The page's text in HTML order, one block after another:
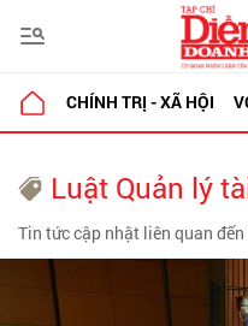
CHÍNH TRỊ - XÃ HỘI
Luật Quản lý
Tin tức cập nhật liên quan